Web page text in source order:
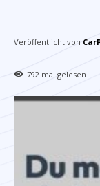
Veröffentlicht von
792 mal gelesen